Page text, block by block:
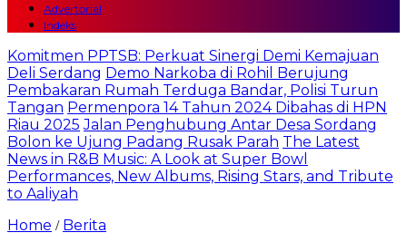
Advertorial
Indeks
Komitmen PPTSB: Perkuat Sinergi Demi Kemajuan
Deli Serdang Demo Narkoba di Rohil Berujung
Pembakaran Rumah Terduga Bandar, Polisi Turun
Tangan Permenpora 14 Tahun 2024 Dibahas di HPN
Riau 2025 Jalan Penghubung Antar Desa Sordang
Bolon ke Ujung Padang Rusak Parah The Latest
News in R&B Music: A Look at Super Bowl
Performances, New Albums, Rising Stars, and Tribute
to Aaliyah
Home / Berita